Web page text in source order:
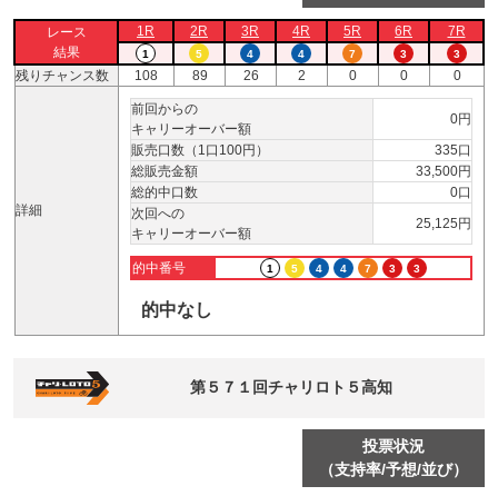
レース
結果
1R 2R 3R 4R 5R 6R 7R
1 5 4 4 7 3 3
残りチャンス数 108 89 26 2 0 0 0
詳細
前回からの
キャリーオーバー額
0円
販売口数（1口100円）
335口
総販売金額
33,500円
総的中口数
0口
次回への
キャリーオーバー額
25,125円
的中番号 1 5 4 4 7 3 3
的中なし
第５７１回チャリロト５高知
投票状況
（支持率/予想/並び）